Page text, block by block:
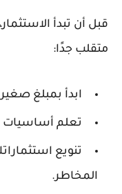
قبل أن تبدأ
متقلب جدًا:
ابدأ بمبلغ
تعلم أساسيات
تنويع
المخاطر.